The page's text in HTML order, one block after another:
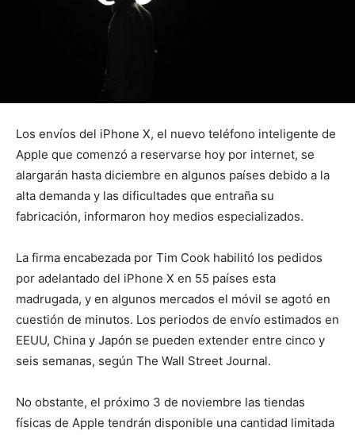
Los envíos del iPhone X, el nuevo teléfono inteligente de
Apple que comenzó a reservarse hoy por internet, se
alargarán hasta diciembre en algunos países debido a la
alta demanda y las dificultades que entraña su
fabricación, informaron hoy medios especializados.
La firma encabezada por Tim Cook habilitó los pedidos
por adelantado del iPhone X en 55 países esta
madrugada, y en algunos mercados el móvil se agotó en
cuestión de minutos. Los periodos de envío estimados en
EEUU, China y Japón se pueden extender entre cinco y
seis semanas, según The Wall Street Journal.
No obstante, el próximo 3 de noviembre las tiendas
físicas de Apple tendrán disponible una cantidad limitada